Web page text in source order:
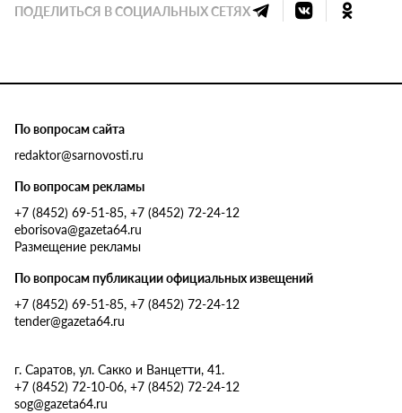
ПОДЕЛИТЬСЯ В СОЦИАЛЬНЫХ СЕТЯХ
По вопросам сайта
redaktor@sarnovosti.ru
По вопросам рекламы
+7 (8452) 69-51-85, +7 (8452) 72-24-12
eborisova@gazeta64.ru
Размещение рекламы
По вопросам публикации официальных извещений
+7 (8452) 69-51-85, +7 (8452) 72-24-12
tender@gazeta64.ru
г. Саратов, ул. Сакко и Ванцетти, 41.
+7 (8452) 72-10-06, +7 (8452) 72-24-12
sog@gazeta64.ru